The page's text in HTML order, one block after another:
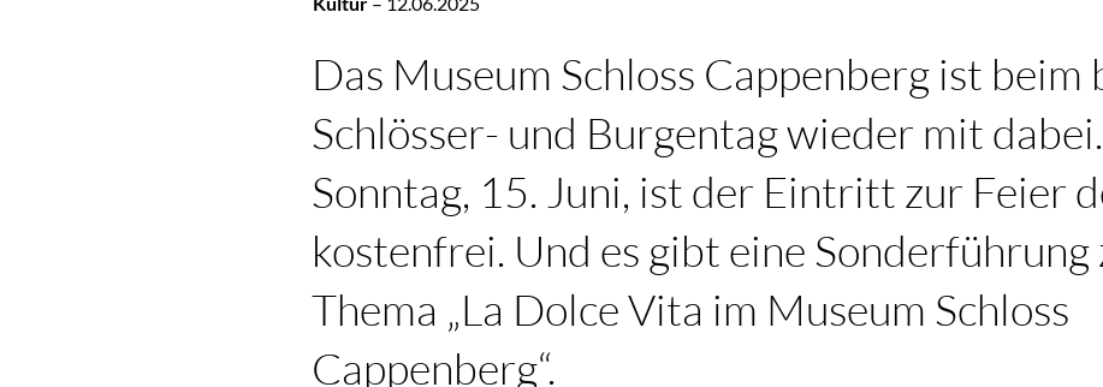
Das Museum Schloss Cappenberg ist beim
Schlösser- und Burgentag wieder mit
Sonntag, 15. Juni, ist der Eintritt zur Feier
kostenfrei. Und es gibt eine Sonderführung
Thema „La Dolce Vita im Museum Schloss
Cappenberg“.